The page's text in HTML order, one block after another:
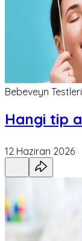
Bebeveyn Testleri
Hangi tip
12 Haziran 2026